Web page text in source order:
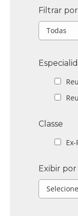
Filtrar
Classe
Exibir por